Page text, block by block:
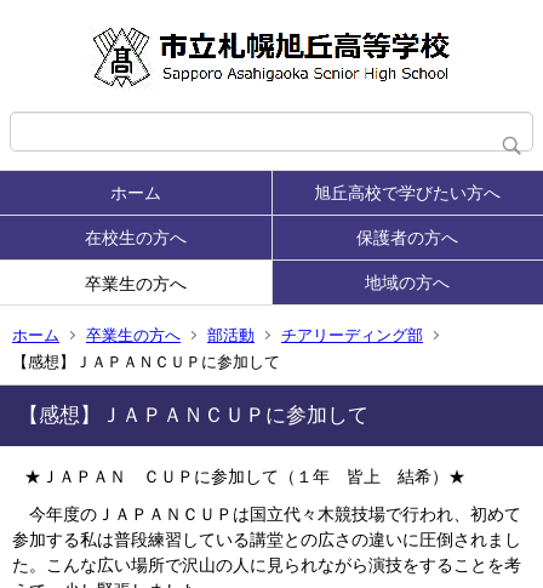
ホーム 旭丘高校で学びたい方へ
在校生の方へ 保護者の方へ
卒業生の方へ 地域の方へ
ホーム 卒業生の方へ 部活動
チアリーディング部
【感想】ＪＡＰＡＮＣＵＰに参加して
【感想】ＪＡＰＡＮＣＵＰに参加して
★ＪＡＰＡＮ ＣＵＰに参加して（１年 皆上 結希）★
今年度のＪＡＰＡＮＣＵＰは国立代々木競技場で行われ、初めて
参加する私は普段練習している講堂との広さの違いに圧倒されまし
た。こんな広い場所で沢山の人に見られながら演技をすることを考